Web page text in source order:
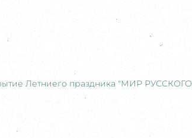
Летниего праздника "МИР РУССКОГО